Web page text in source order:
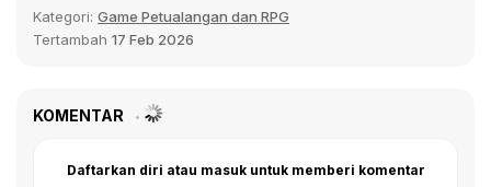
Kategori: Game Petualangan dan RPG
Tertambah 17 Feb 2026
KOMENTAR
Daftarkan diri atau masuk untuk memberi komentar